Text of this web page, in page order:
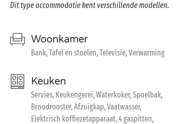
Dit type accommodatie kent verschillende modellen.
Woonkamer
Bank, Tafel en stoelen, Televisie, Verwarming
Keuken
Servies, Keukengerei, Waterkoker, Spoelbak,
Broodrooster, Afzuigkap, Vaatwasser,
Elektrisch koffiezetapparaat, 4 gaspitten,